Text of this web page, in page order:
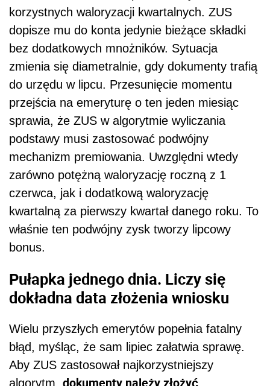
korzystnych waloryzacji kwartalnych. ZUS
dopisze mu do konta jedynie bieżące składki
bez dodatkowych mnożników. Sytuacja
zmienia się diametralnie, gdy dokumenty trafią
do urzędu w lipcu. Przesunięcie momentu
przejścia na emeryturę o ten jeden miesiąc
sprawia, że ZUS w algorytmie wyliczania
podstawy musi zastosować podwójny
mechanizm premiowania. Uwzględni wtedy
zarówno potężną waloryzację roczną z 1
czerwca, jak i dodatkową waloryzację
kwartalną za pierwszy kwartał danego roku. To
właśnie ten podwójny zysk tworzy lipcowy
bonus.
Pułapka jednego dnia. Liczy się
dokładna data złożenia wniosku
Wielu przyszłych emerytów popełnia fatalny
błąd, myśląc, że sam lipiec załatwia sprawę.
Aby ZUS zastosował najkorzystniejszy
algorytm,